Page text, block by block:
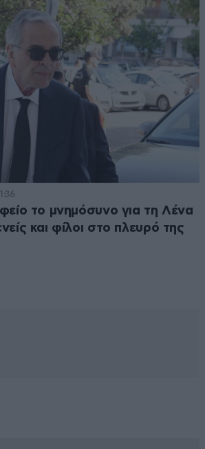
το μνημόσυνο για τη Λένα
και φίλοι στο πλευρό της